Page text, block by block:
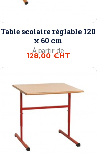
Table scolaire réglable 120
x 60 cm
À partir de
128,00 €HT